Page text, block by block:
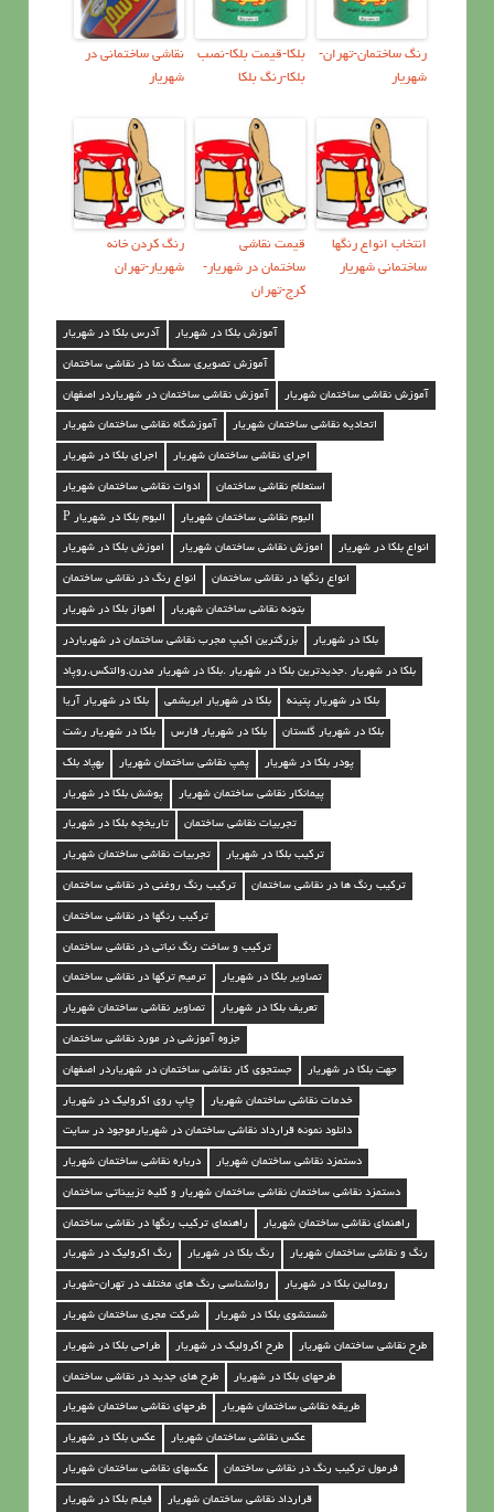
رنگ ساختمان-تهران-
شهریار
بلکا-قیمت بلکا-نصب
بلکا-رنگ بلکا
نقاشی ساختمانی در
شهریار
انتخاب انواع رنگها
ساختمانی شهریار
قیمت نقاشی
ساختمان در شهریار-
کرج-تهران
رنگ کردن خانه
شهریار-تهران
آدرس بلکا در شهریار آموزش بلکا در شهریار
آموزش تصویری سنگ نما در نقاشی ساختمان
آموزش نقاشی ساختمان در شهریاردر اصفهان آموزش نقاشی ساختمان شهریار
آموزشگاه نقاشی ساختمان شهریار اتحادیه نقاشی ساختمان شهریار
اجرای بلکا در شهریار اجرای نقاشی ساختمان شهریار
ادوات نقاشی ساختمان شهریار استعلام نقاشی ساختمان
البوم بلکا در شهریار P البوم نقاشی ساختمان شهریار
اموزش بلکا در شهریار اموزش نقاشی ساختمان شهریار انواع بلکا در شهریار
انواع رنگ در نقاشی ساختمان انواع رنگها در نقاشی ساختمان
اهواز بلکا در شهریار بتونه نقاشی ساختمان شهریار
بزرگترین اکیپ مجرب نقاشی ساختمان در شهریاردر بلکا در شهریار
بلکا در شهریار .جدیدترین بلکا در شهریار .بلکا در شهریار مدرن.والتکس.روپاد
بلکا در شهریار آریا بلکا در شهریار ابریشمی بلکا در شهریار پتینه
بلکا در شهریار رشت بلکا در شهریار فارس بلکا در شهریار گلستان
بهپاد بلک پمپ نقاشی ساختمان شهریار پودر بلکا در شهریار
پوشش بلکا در شهریار پیمانکار نقاشی ساختمان شهریار
تاریخچه بلکا در شهریار تجربیات نقاشی ساختمان
تجربیات نقاشی ساختمان شهریار ترکیب بلکا در شهریار
ترکیب رنگ روغنی در نقاشی ساختمان ترکیب رنگ ها در نقاشی ساختمان
ترکیب رنگها در نقاشی ساختمان
ترکیب و ساخت رنگ نباتی در نقاشی ساختمان
ترمیم ترکها در نقاشی ساختمان تصاویر بلکا در شهریار
تصاویر نقاشی ساختمان شهریار تعریف بلکا در شهریار
جزوه آموزشی در مورد نقاشی ساختمان
جستجوی کار نقاشی ساختمان در شهریاردر اصفهان جهت بلکا در شهریار
چاپ روی اکرولیک در شهریار خدمات نقاشی ساختمان شهریار
دانلود نمونه قرارداد نقاشی ساختمان در شهریارموجود در سایت
درباره نقاشی ساختمان شهریار دستمزد نقاشی ساختمان شهریار
دستمزد نقاشی ساختمان نقاشی ساختمان شهریار و کلیه تزییناتی ساختمان
راهنمای ترکیب رنگها در نقاشی ساختمان راهنمای نقاشی ساختمان شهریار
رنگ اکرولیک در شهریار رنگ بلکا در شهریار رنگ و نقاشی ساختمان شهریار
روانشناسي رنگ هاي مختلف در تهران-شهریار رومالین بلکا در شهریار
شرکت مجری ساختمان شهریار شستشوی بلکا در شهریار
طراحی بلکا در شهریار طرح اکرولیک در شهریار طرح نقاشی ساختمان شهریار
طرح های جدید در نقاشی ساختمان طرحهای بلکا در شهریار
طرحهای نقاشی ساختمان شهریار طریقه نقاشی ساختمان شهریار
عکس بلکا در شهریار عکس نقاشی ساختمان شهریار
عکسهای نقاشی ساختمان شهریار فرمول ترکیب رنگ در نقاشی ساختمان
فیلم بلکا در شهریار قرارداد نقاشی ساختمان شهریار